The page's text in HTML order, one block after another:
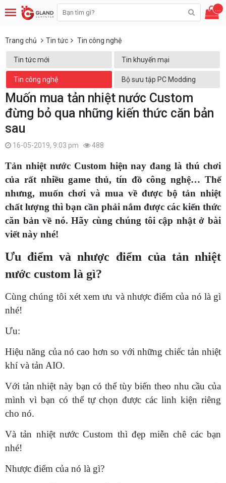
...
Trang chủ Tin tức Tin công nghệ
Tin tức mới Tin khuyến mại
Tin công nghệ Bộ sưu tập PC Modding
Muốn mua tản nhiệt nước Custom
đừng bỏ qua những kiến thức căn bản
sau
16-05-2019, 9:03 pm 488
Tản nhiệt nước Custom hiện nay đang là thú chơi
của rất nhiều game thủ, tín đồ công nghệ… Thế
nhưng, muốn chơi và mua về được bộ tản nhiệt
chất lượng thì bạn cần phải nắm được các kiến thức
căn bản về nó. Hãy cùng chúng tôi cập nhật ở bài
viết này nhé!
Ưu điểm và nhược điểm của tản nhiệt
nước custom là gì?
Cùng chúng tôi xét xem ưu và nhược điểm của nó là gì
nhé!
Ưu:
Hiệu năng của nó cao hơn so với những chiếc tản nhiệt
khí và tản AIO.
Với tản nhiệt này bạn có thể tùy biến theo nhu cầu của
mình vì bạn có thể tự chọn được các linh kiện riêng
cho nó.
Và tản nhiệt nước Custom thì đẹp miễn chê các bạn
nhé!
Nhược điểm của nó là gì?